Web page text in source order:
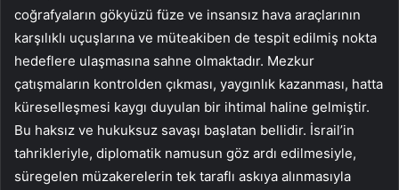
coğrafyaların gökyüzü füze ve insansız hava araçlarının
karşılıklı uçuşlarına ve müteakiben de tespit edilmiş nokta
hedeflere ulaşmasına sahne olmaktadır. Mezkur
çatışmaların kontrolden çıkması, yaygınlık kazanması, hatta
küreselleşmesi kaygı duyulan bir ihtimal haline gelmiştir.
Bu haksız ve hukuksuz savaşı başlatan bellidir. İsrail’in
tahrikleriyle, diplomatik namusun göz ardı edilmesiyle,
süregelen müzakerelerin tek taraflı askıya alınmasıyla